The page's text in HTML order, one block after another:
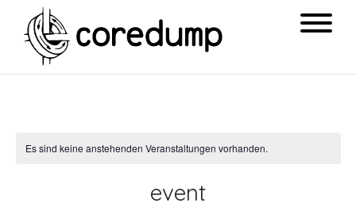
Es sind keine anstehenden Veranstaltungen vorhanden.
event